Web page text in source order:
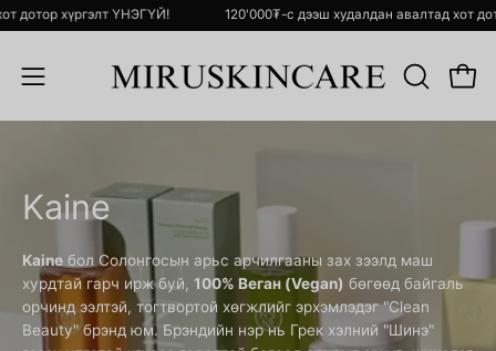
Skip
content
хот дотор хүргэлт ҮНЭГҮЙ! 120'000₮-с дээш худалдан авалтад
Open
navigation
ХАЙЛТ
ХИЙХ
Kaine
Kaine бол Солонгосын арьс арчилгааны зах зээлд маш
хурдтай гарч ирж буй, 100% Веган (Vegan) бөгөөд байгаль
орчинд ээлтэй, тогтвортой хөгжлийг эрхэмлэдэг "Clean
Beauty" брэнд юм. Брэндийн нэр нь Грек хэлний "Шинэ"